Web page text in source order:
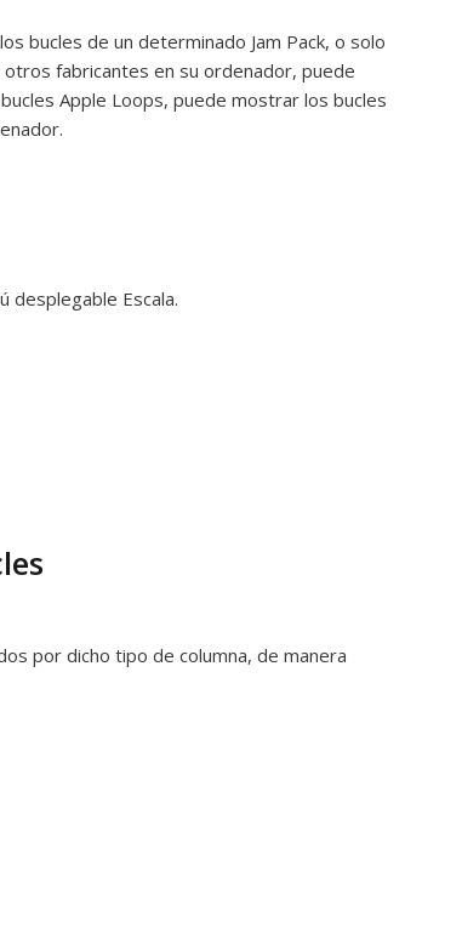
bucles de un determinado Jam Pack, o solo
otros fabricantes en su ordenador, puede
Apple Loops, puede mostrar los bucles
desplegable Escala.
por dicho tipo de columna, de manera